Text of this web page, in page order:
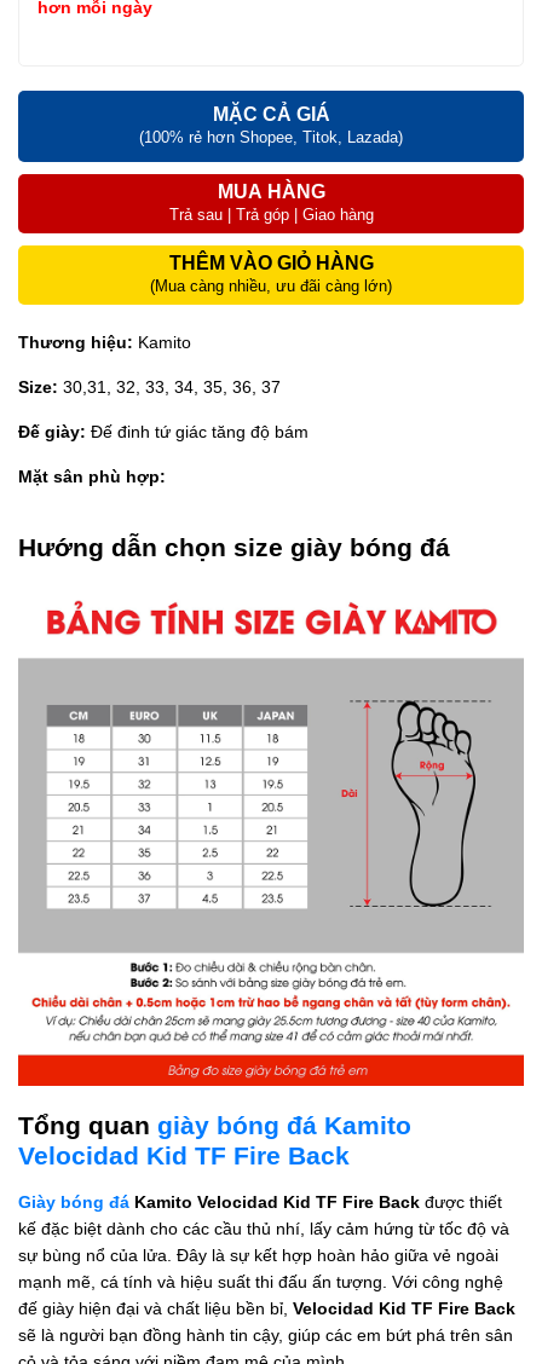
hơn mỗi ngày
MẶC CẢ GIÁ
(100% rẻ hơn Shopee, Titok, Lazada)
MUA HÀNG
Trả sau | Trả góp | Giao hàng
THÊM VÀO GIỎ HÀNG
(Mua càng nhiều, ưu đãi càng lớn)
Thương hiệu: Kamito
Size: 30,31, 32, 33, 34, 35, 36, 37
Đế giày: Đế đinh tứ giác tăng độ bám
Mặt sân phù hợp:
Hướng dẫn chọn size giày bóng đá
Tổng quan giày bóng đá Kamito
Velocidad Kid TF Fire Back
Giày bóng đá Kamito Velocidad Kid TF Fire Back được thiết
kế đặc biệt dành cho các cầu thủ nhí, lấy cảm hứng từ tốc độ và
sự bùng nổ của lửa. Đây là sự kết hợp hoàn hảo giữa vẻ ngoài
mạnh mẽ, cá tính và hiệu suất thi đấu ấn tượng. Với công nghệ
đế giày hiện đại và chất liệu bền bỉ, Velocidad Kid TF Fire Back
sẽ là người bạn đồng hành tin cậy, giúp các em bứt phá trên sân